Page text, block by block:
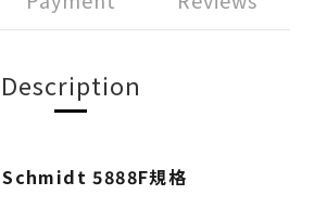
Description
Schmidt 5888F規格